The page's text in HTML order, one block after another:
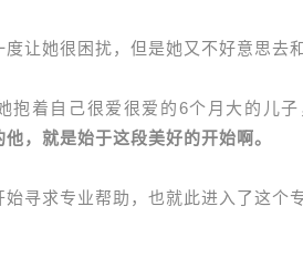
让她很困扰，但是她又不好意思去
抱着自己很爱很爱的6个月大的儿
，就是始于这段美好的开始啊。
寻求专业帮助，也就此进入了这个